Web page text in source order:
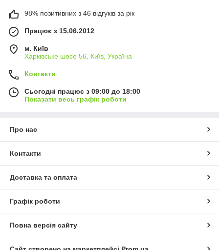
98% позитивних з 46 відгуків за рік
Працює з 15.06.2012
м. Київ
Харківське шосе 56, Київ, Україна
Контакти
Сьогодні працює з 09:00 до 18:00
Показати весь графік роботи
Про нас
Контакти
Доставка та оплата
Графік роботи
Повна версія сайту